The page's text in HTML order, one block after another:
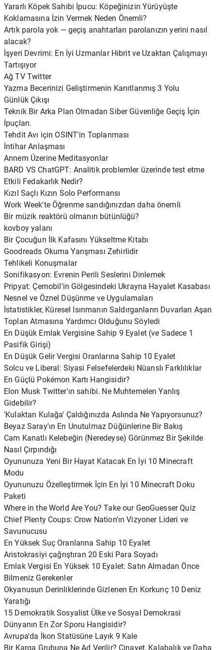
Yararlı Köpek Sahibi İpucu: Köpeğinizin Yürüyüşte
Koklamasına İzin Vermek Neden Önemli?
Artık parola yok — geçiş anahtarları parolanızın yerini nasıl
alacak?
İşyeri Devrimi: En İyi Uzmanlar Hibrit ve Uzaktan Çalışmayı
Tartışıyor
Ağ TV Twitter
Yazma Becerinizi Geliştirmenin Kanıtlanmış 3 Yolu
Günlük Çıkışı
Teknik Bir Arka Plan Olmadan Siber Güvenliğe Geçiş İçin
İpuçları.
Tehdit Avı için OSINT'in Toplanması
İntihar Anlaşması
Annem Üzerine Meditasyonlar
BARD VS ChatGPT: Analitik problemler üzerinde test etme
Etkili Fedakarlık Nedir?
Kızıl Saçlı Kızın Solo Performansı
Work Week'te Öğrenme sandığınızdan daha önemli
Bir müzik reaktörü olmanın bütünlüğü?
kovboy yalanı
Bir Çocuğun İlk Kafasını Yükseltme Kitabı
Goodreads Okuma Yarışması Zehirlidir
Tehlikeli Konuşmalar
Sonifikasyon: Evrenin Perili Seslerini Dinlemek
Pripyat: Çernobil'in Gölgesindeki Ukrayna Hayalet Kasabası
Nesnel ve Öznel Düşünme ve Uygulamaları
İstatistikler, Küresel Isınmanın Saldırganların Duvarları Aşan
Topları Atmasına Yardımcı Olduğunu Söyledi
En Düşük Emlak Vergisine Sahip 9 Eyalet (ve Sadece 1
Pasifik Girişi)
En Düşük Gelir Vergisi Oranlarına Sahip 10 Eyalet
Solcu ve Liberal: Siyasi Felsefelerdeki Nüanslı Farklılıklar
En Güçlü Pokémon Kartı Hangisidir?
Elon Musk Twitter'ın sahibi. Ne Muhtemelen Yanlış
Gidebilir?
'Kulaktan Kulağa' Çaldığınızda Aslında Ne Yapıyorsunuz?
Beyaz Saray'ın En Unutulmaz Düğünlerine Bir Bakış
Cam Kanatlı Kelebeğin (Neredeyse) Görünmez Bir Şekilde
Nasıl Çırpındığı
Oyununuza Yeni Bir Hayat Katacak En İyi 10 Minecraft
Modu
Oyununuzu Özelleştirmek İçin En İyi 10 Minecraft Doku
Paketi
Where in the World Are You? Take our GeoGuesser Quiz
Chief Plenty Coups: Crow Nation'ın Vizyoner Lideri ve
Savunucusu
En Yüksek Suç Oranlarına Sahip 10 Eyalet
Aristokrasiyi çağrıştıran 20 Eski Para Soyadı
Emlak Vergisi En Yüksek 10 Eyalet: Satın Almadan Önce
Bilmeniz Gerekenler
Okyanusun Derinliklerinde Gizlenen En Korkunç 10 Deniz
Yaratığı
15 Demokratik Sosyalist Ülke ve Sosyal Demokrasi
Dünyanın En Zor Sporu Hangisidir?
Avrupa'da İkon Statüsüne Layık 9 Kale
Bir Karga Grubuna Ne Ad Verilir? Cinayet, Kalabalık ve Daha